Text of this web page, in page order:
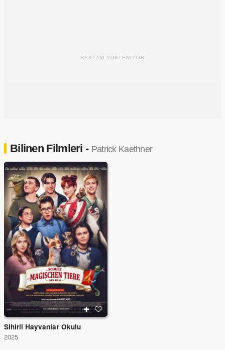
REKLAM YÜKLENİYOR
Bilinen Filmleri - Patrick Kaethner
Sihirli Hayvanlar Okulu
2025